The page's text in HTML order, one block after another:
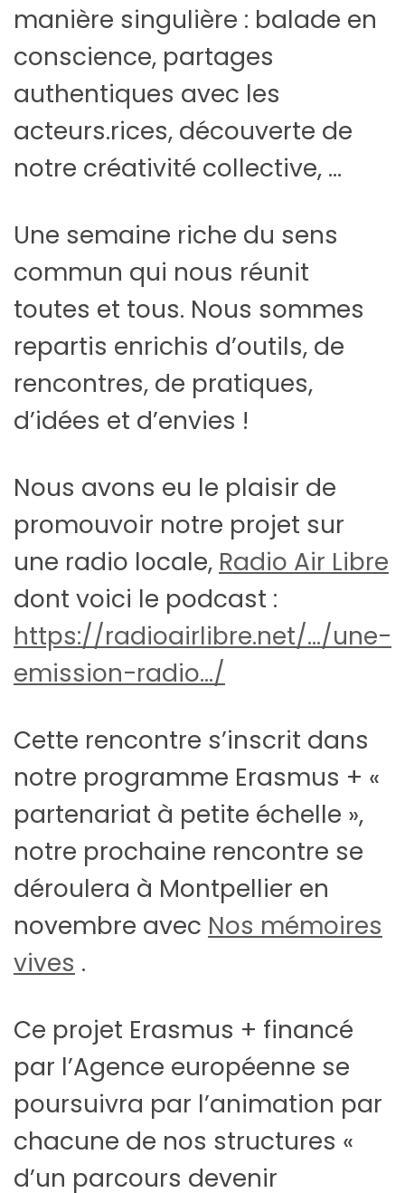
manière singulière : balade en
conscience, partages
authentiques avec les
acteurs.rices, découverte de
notre créativité collective, …
Une semaine riche du sens
commun qui nous réunit
toutes et tous. Nous sommes
repartis enrichis d’outils, de
rencontres, de pratiques,
d’idées et d’envies !
Nous avons eu le plaisir de
promouvoir notre projet sur
une radio locale, Radio Air Libre
dont voici le podcast :
https://radioairlibre.net/…/une-
emission-radio…/
Cette rencontre s’inscrit dans
notre programme Erasmus + «
partenariat à petite échelle »,
notre prochaine rencontre se
déroulera à Montpellier en
novembre avec Nos mémoires
vives .
Ce projet Erasmus + financé
par l’Agence européenne se
poursuivra par l’animation par
chacune de nos structures «
d’un parcours devenir